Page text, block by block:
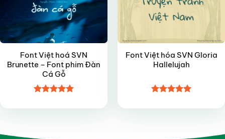
Font Việt hoá SVN
Brunette – Font phim Đàn
Cá Gỗ
hạng4.95
Font Việt hóa SVN Gloria
Hallelujah
hạng4.95